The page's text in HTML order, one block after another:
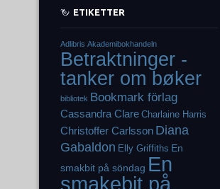
ETIKETTER
Adlibris Akademibokhandeln
Betraktninger -
tanker om bøker
bibliotek Bookmark förlag
Cassandra Clare Charlaine Harris
Christoffer Carlsson Diana
Gabaldon Elly Griffiths En
smakbit på söndag En
smakebit på